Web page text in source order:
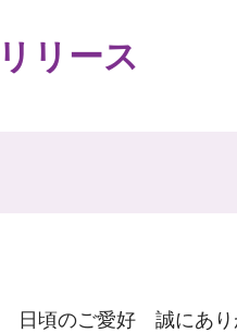
リース
日頃のご愛好 誠にあり